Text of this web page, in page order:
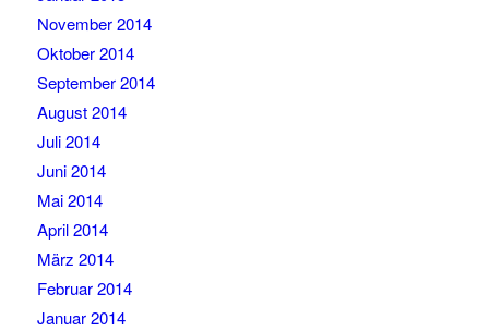
November 2014
Oktober 2014
September 2014
August 2014
Juli 2014
Juni 2014
Mai 2014
April 2014
März 2014
Februar 2014
Januar 2014